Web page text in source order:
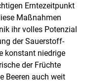
Erntezeitpunkt
Maßnahmen
ihr volles Potenzial
der Sauerstoff-
konstant niedrige
der Früchte
Beeren auch weit